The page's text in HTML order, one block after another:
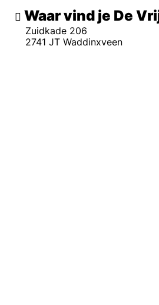
Waar vind je De
Zuidkade 206
2741 JT Waddinxveen